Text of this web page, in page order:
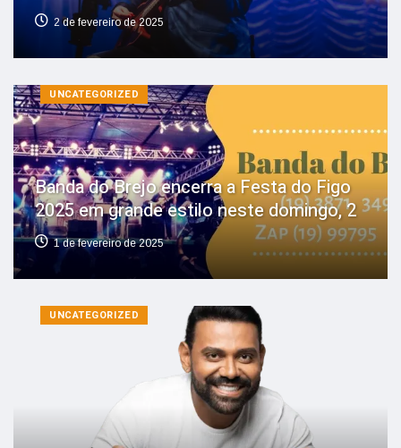
2 de fevereiro de 2025
UNCATEGORIZED
Banda do Brejo encerra a Festa do Figo
2025 em grande estilo neste domingo, 2
1 de fevereiro de 2025
UNCATEGORIZED